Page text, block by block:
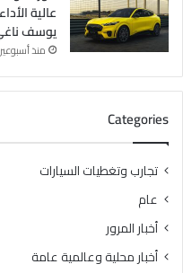
عالية
يوسف
منذ
Categories
تجارب وتغطيات السيارات
عام
أخبار المرور
أخبار محلية وعالمية عامة